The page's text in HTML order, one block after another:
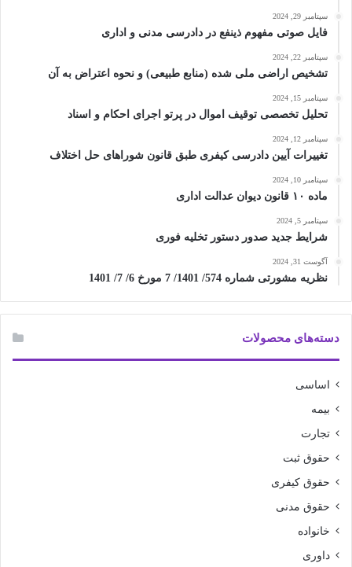
سپتامبر 29, 2024
فایل صوتی مفهوم ذینفع در دادرسی مدنی و اداری
سپتامبر 22, 2024
تشخیص اراضی ملی شده (منابع طبیعی) و نحوه اعتراض به آن
سپتامبر 15, 2024
تحلیل تخصصی توقیف اموال در پرتو اجرای احکام و اسناد
سپتامبر 12, 2024
تغییرات آیین دادرسی کیفری طبق قانون شوراهای حل اختلاف
سپتامبر 10, 2024
ماده ۱۰ قانون دیوان عدالت اداری
سپتامبر 5, 2024
شرایط جدید صدور دستور تخلیه فوری
آگوست 31, 2024
نظریه مشورتی شماره 574/ 1401/ 7 مورخ 6/ 7/ 1401
دسته‌های محصولات
اساسی
بیمه
تجارت
حقوق ثبت
حقوق کیفری
حقوق مدنی
خانواده
داوری